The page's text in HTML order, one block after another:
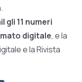
gli 11 numeri
digitale, e la
e la Rivista